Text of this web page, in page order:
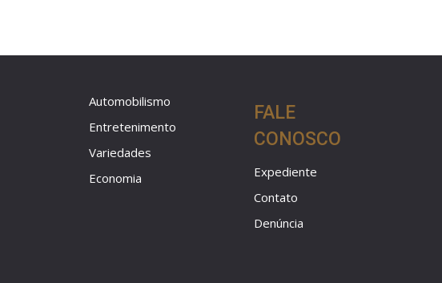
Automobilismo
Entretenimento
Variedades
Economia
FALE
CONOSCO
Expediente
Contato
Denúncia